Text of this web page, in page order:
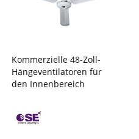
Kommerzielle 48-Zoll-
Hängeventilatoren für
den Innenbereich